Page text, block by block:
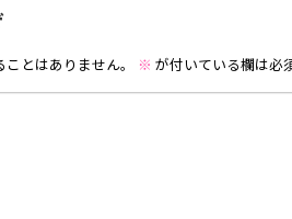
とはありません。 ※ が付いている欄は必